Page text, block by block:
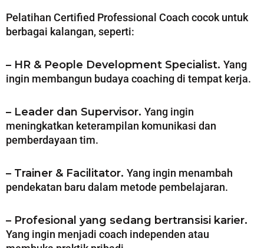
Pelatihan Certified Professional Coach cocok untuk
berbagai kalangan, seperti:
– HR & People Development Specialist. Yang
ingin membangun budaya coaching di tempat kerja.
– Leader dan Supervisor. Yang ingin
meningkatkan keterampilan komunikasi dan
pemberdayaan tim.
– Trainer & Facilitator. Yang ingin menambah
pendekatan baru dalam metode pembelajaran.
– Profesional yang sedang bertransisi karier.
Yang ingin menjadi coach independen atau